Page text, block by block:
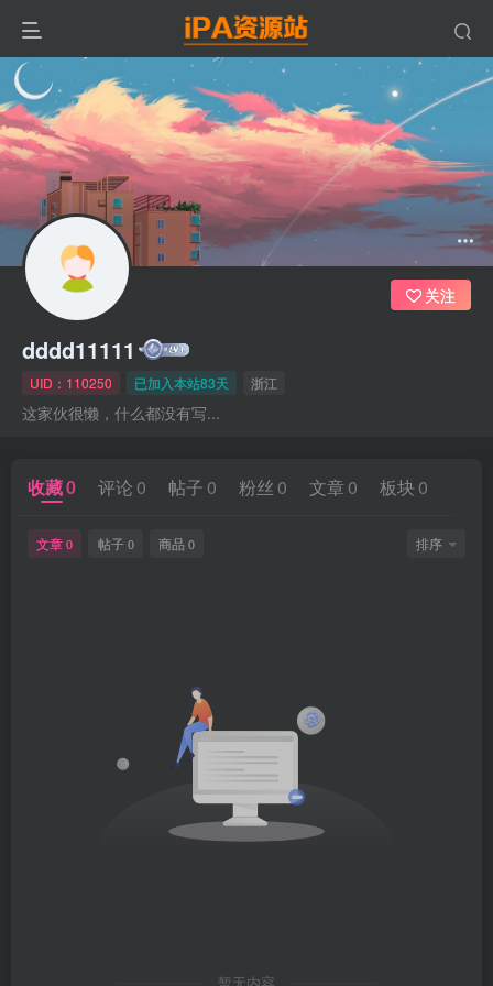
dddd11111
UID：110250 已加入本站83天 浙江
这家伙很懒，什么都没有写...
关注
收藏0 评论 0 帖子 0 粉丝 0 文章 0 板块 0
文章 0 帖子 0 商品 0 排序